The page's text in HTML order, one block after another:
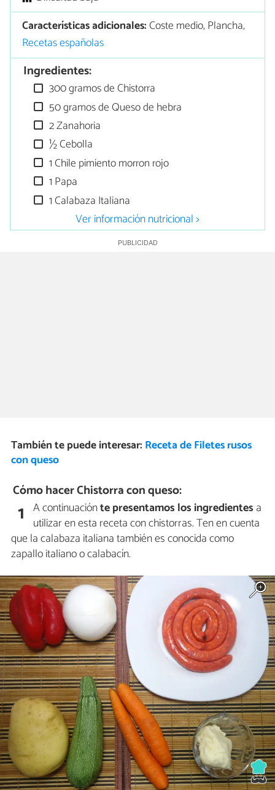
Características adicionales:Coste medio, Plancha,
Recetas españolas
Ingredientes:
300 gramos de Chistorra
50 gramos de Queso de hebra
2 Zanahoria
½ Cebolla
1 Chile pimiento morron rojo
1 Papa
1 Calabaza Italiana
Ver información nutricional >
También te puede interesar: Receta de Filetes rusos
con queso
Cómo hacer Chistorra con queso:
1 A continuaciónte presentamos los ingredientes a
utilizar en esta receta con chistorras. Ten en cuenta
que la calabaza italiana también es conocida como
zapallo italiano o calabacín.